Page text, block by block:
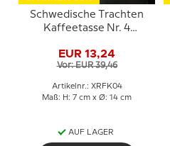
Schwedische Trachten
Kaffeetasse Nr. 4
EUR 13,24
Vor: EUR 39,46
Artikelnr.: XRFK04
Maß: H: 7 cm x Ø: 14 cm
AUF LAGER